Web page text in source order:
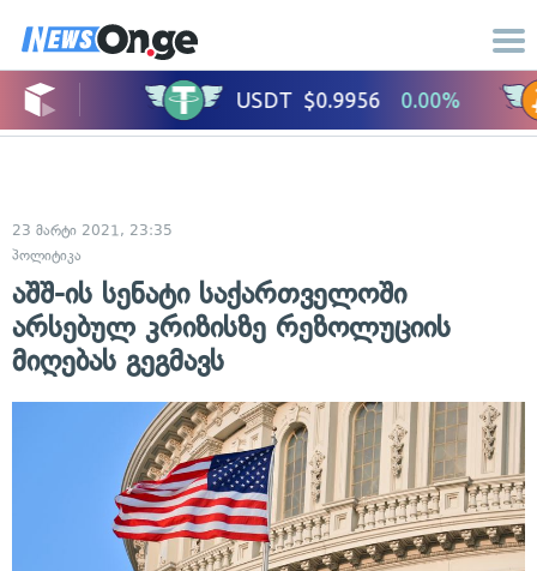
23 მარტი 2021, 23:35
პოლიტიკა
აშშ-ის სენატი საქართველოში
არსებულ კრიზისზე რეზოლუციის
მიღებას გეგმავს